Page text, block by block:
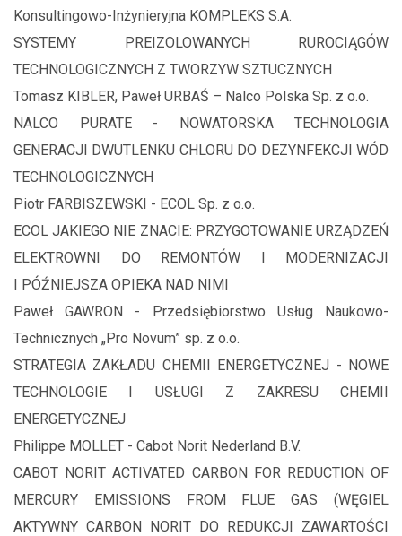
Konsultingowo-Inżynieryjna KOMPLEKS S.A.
SYSTEMY PREIZOLOWANYCH RUROCIĄGÓW
TECHNOLOGICZNYCH Z TWORZYW SZTUCZNYCH
Tomasz KIBLER, Paweł URBAŚ – Nalco Polska Sp. z o.o.
NALCO PURATE - NOWATORSKA TECHNOLOGIA
GENERACJI DWUTLENKU CHLORU DO DEZYNFEKCJI WÓD
TECHNOLOGICZNYCH
Piotr FARBISZEWSKI - ECOL Sp. z o.o.
ECOL JAKIEGO NIE ZNACIE: PRZYGOTOWANIE URZĄDZEŃ
ELEKTROWNI DO REMONTÓW I MODERNIZACJI
I PÓŹNIEJSZA OPIEKA NAD NIMI
Paweł GAWRON - Przedsiębiorstwo Usług Naukowo-
Technicznych „Pro Novum” sp. z o.o.
STRATEGIA ZAKŁADU CHEMII ENERGETYCZNEJ - NOWE
TECHNOLOGIE I USŁUGI Z ZAKRESU CHEMII
ENERGETYCZNEJ
Philippe MOLLET - Cabot Norit Nederland B.V.
CABOT NORIT ACTIVATED CARBON FOR REDUCTION OF
MERCURY EMISSIONS FROM FLUE GAS (WĘGIEL
AKTYWNY CARBON NORIT DO REDUKCJI ZAWARTOŚCI